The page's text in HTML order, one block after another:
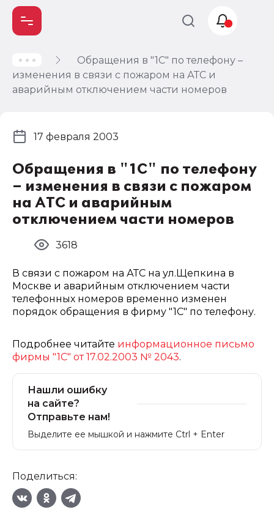
Обращения в "1С" по телефону –
изменения в связи с пожаром на АТС и
аварийным отключением части номеров
Обращения в "1С" по телефону
– изменения в связи с пожаром
на АТС и аварийным
отключением части номеров
17 февраля 2003
3618
В связи с пожаром на АТС на ул.Щепкина в
Москве и аварийным отключением части
телефонных номеров временно изменен
порядок обращения в фирму "1С" по телефону.
Подробнее читайте информационное письмо
фирмы "1С" от 17.02.2003 № 2043.
Нашли ошибку
на сайте?
Отправьте нам!
Выделите ее мышкой и нажмите Ctrl + Enter
Поделиться:
Учет и
налогообложение